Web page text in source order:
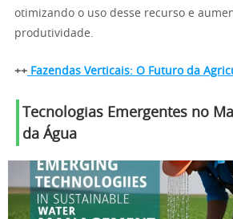
otimizando o uso desse recurso e
produtividade.
++ Fazendas Verticais: O Futuro da
Tecnologias Emergentes no
da Água